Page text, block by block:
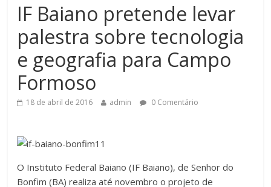
IF Baiano pretende levar
palestra sobre tecnologia
e geografia para Campo
Formoso
18 de abril de 2016 admin 0 Comentário
O Instituto Federal Baiano (IF Baiano), de Senhor do
Bonfim (BA) realiza até novembro o projeto de